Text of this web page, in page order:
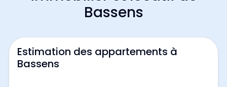
Bassens
Estimation des appartements à
Bassens